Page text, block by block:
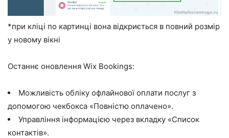
*при кліці по картинці вона відкриється в повний розмір
у новому вікні
Останнє оновлення Wix Bookings:
Можливість обліку офлайнової оплати послуг з
допомогою чекбокса «Повністю оплачено».
Управління інформацією через вкладку «Список
контактів».